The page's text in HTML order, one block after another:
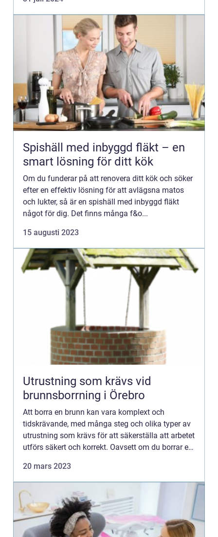
Spishäll med inbyggd fläkt – en
smart lösning för ditt kök
Om du funderar på att renovera ditt kök och söker
efter en effektiv lösning för att avlägsna matos
och lukter, så är en spishäll med inbyggd fläkt
något för dig. Det finns många f&o...
15 augusti 2023
Utrustning som krävs vid
brunnsborrning i Örebro
Att borra en brunn kan vara komplext och
tidskrävande, med många steg och olika typer av
utrustning som krävs för att säkerställa att arbetet
utförs säkert och korrekt. Oavsett om du borrar en
mate...
20 mars 2023